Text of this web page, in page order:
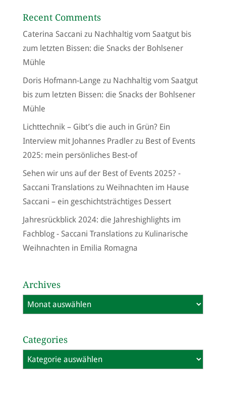
Recent Comments
Caterina Saccani zu Nachhaltig vom Saatgut bis
zum letzten Bissen: die Snacks der Bohlsener
Mühle
Doris Hofmann-Lange zu Nachhaltig vom Saatgut
bis zum letzten Bissen: die Snacks der Bohlsener
Mühle
Lichttechnik – Gibt’s die auch in Grün? Ein
Interview mit Johannes Pradlerzu Best of Events
2025: mein persönliches Best-of
Sehen wir uns auf der Best of Events 2025? -
Saccani Translationszu Weihnachten im Hause
Saccani – ein geschichtsträchtiges Dessert
Jahresrückblick 2024: die Jahreshighlights im
Fachblog - Saccani Translationszu Kulinarische
Weihnachten in Emilia Romagna
Archives
Archives
Categories
Categories